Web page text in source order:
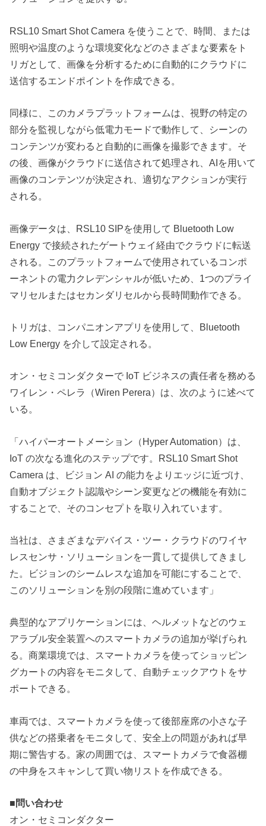
RSL10 Smart Shot Camera を使うことで、時間、または
照明や温度のような環境変化などのさまざまな要素をト
リガとして、画像を分析するために自動的にクラウドに
送信するエンドポイントを作成できる。
同様に、このカメラプラットフォームは、視野の特定の
部分を監視しながら低電力モードで動作して、シーンの
コンテンツが変わると自動的に画像を撮影できます。そ
の後、画像がクラウドに送信されて処理され、AIを用いて
画像のコンテンツが決定され、適切なアクションが実行
される。
画像データは、RSL10 SIPを使用して Bluetooth Low
Energy で接続されたゲートウェイ経由でクラウドに転送
される。このプラットフォームで使用されているコンポ
ーネントの電力クレデンシャルが低いため、1つのプライ
マリセルまたはセカンダリセルから長時間動作できる。
トリガは、コンパニオンアプリを使用して、Bluetooth
Low Energy を介して設定される。
オン・セミコンダクターで IoT ビジネスの責任者を務める
ワイレン・ペレラ（Wiren Perera）は、次のように述べて
いる。
「ハイパーオートメーション（Hyper Automation）は、
IoT の次なる進化のステップです。RSL10 Smart Shot
Camera は、ビジョン AI の能力をよりエッジに近づけ、
自動オブジェクト認識やシーン変更などの機能を有効に
することで、そのコンセプトを取り入れています。
当社は、さまざまなデバイス・ツー・クラウドのワイヤ
レスセンサ・ソリューションを一貫して提供してきまし
た。ビジョンのシームレスな追加を可能にすることで、
このソリューションを別の段階に進めています」
典型的なアプリケーションには、ヘルメットなどのウェ
アラブル安全装置へのスマートカメラの追加が挙げられ
る。商業環境では、スマートカメラを使ってショッピン
グカートの内容をモニタして、自動チェックアウトをサ
ポートできる。
車両では、スマートカメラを使って後部座席の小さな子
供などの搭乗者をモニタして、安全上の問題があれば早
期に警告する。家の周囲では、スマートカメラで食器棚
の中身をスキャンして買い物リストを作成できる。
■問い合わせ
オン・セミコンダクター